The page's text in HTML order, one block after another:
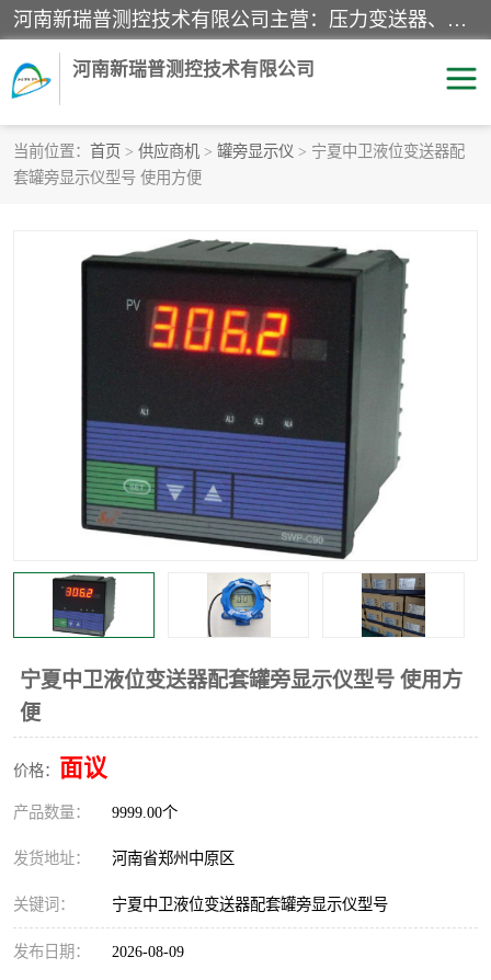
河南新瑞普测控技术有限公司主营：压力变送器、液位变送器、差压变送器、雷达料位计、电容物位计、温度显示控制仪表、电量变送器、流量计、工业自动化系统成套设备。
河南新瑞普测控技术有限公司
当前位置： 首页 > 供应商机 > 罐旁显示仪 > 宁夏中卫液位变送器配
套罐旁显示仪型号 使用方便
宁夏中卫液位变送器配套罐旁显示仪型号 使用方
便
价格： 面议
产品数量： 9999.00个
发货地址： 河南省郑州中原区
关键词： 宁夏中卫液位变送器配套罐旁显示仪型号
发布日期： 2026-08-09
霍尼韦尔压力变送器
1151/3351产品分类 精巧型压力变送器
标准型工业压力变送器 罐旁显示仪
温度传感器变送器
压力变送器 电容物位计
温度显示控制仪表 电量变送器
工业自动化系统成套设备